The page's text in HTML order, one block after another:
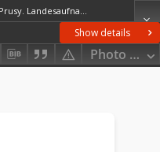
Show details
Photo
Prusy. Landesaufnahme. RedaktorNiemcy. Reichsamt für Landesaufnahme. Wydawca